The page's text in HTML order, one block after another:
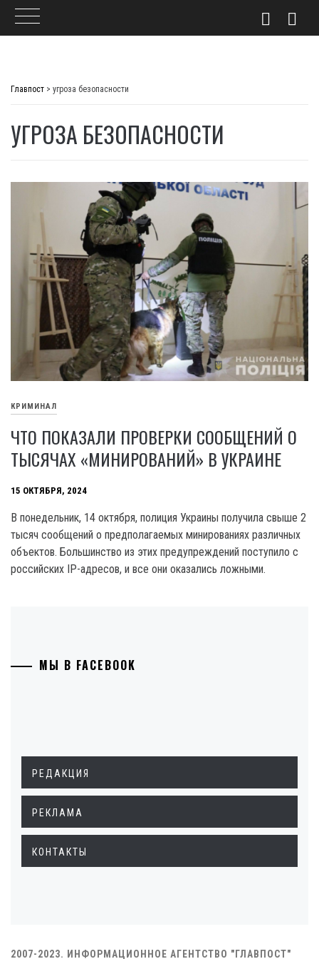
Главпост > угроза безопасности
УГРОЗА БЕЗОПАСНОСТИ
КРИМИНАЛ
ЧТО ПОКАЗАЛИ ПРОВЕРКИ СООБЩЕНИЙ О
ТЫСЯЧАХ «МИНИРОВАНИЙ» В УКРАИНЕ
15 ОКТЯБРЯ, 2024
В понедельник, 14 октября, полиция Украины получила свыше 2
тысяч сообщений о предполагаемых минированиях различных
объектов. Большинство из этих предупреждений поступило с
российских IP-адресов, и все они оказались ложными.
МЫ В FACEBOOK
РЕДАКЦИЯ
РЕКЛАМА
КОНТАКТЫ
2007-2023. ИНФОРМАЦИОННОЕ АГЕНТСТВО "ГЛАВПОСТ"